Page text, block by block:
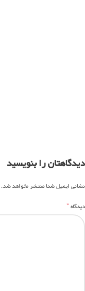
دیدگاهتان را بنویسید
نشانی ایمیل شما منتشر نخواهد شد.
دیدگاه*